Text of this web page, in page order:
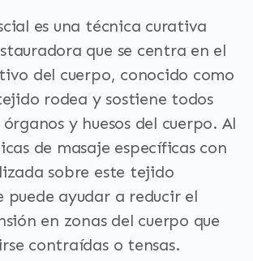
es una técnica curativa
que se centra en el
del cuerpo, conocido como
rodea y sostiene todos
órganos y huesos del cuerpo. Al
de masaje específicas con
sobre este tejido
puede ayudar a reducir el
en zonas del cuerpo que
contraídas o tensas.